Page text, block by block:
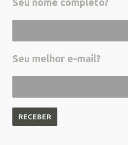
Seu nome completo?
Seu melhor e-mail?